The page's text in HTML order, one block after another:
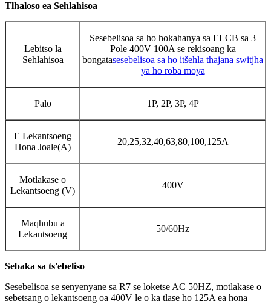
Tlhaloso ea Sehlahisoa
Lebitso la
Sehlahisoa
Sesebelisoa sa ho hokahanya sa ELCB sa 3
Pole 400V 100A se rekisoang ka
bongatasesebelisoa sa ho itšehla thajana switjha
ya ho roba moya
Palo 1P, 2P, 3P, 4P
E Lekantsoeng
Hona Joale(A)
20,25,32,40,63,80,100,125A
Motlakase o
Lekantsoeng (V)
400V
Maqhubu a
Lekantsoeng
50/60Hz
Sebaka sa ts'ebeliso
Sesebelisoa se senyenyane sa R7 se loketse AC 50HZ, motlakase o
sebetsang o lekantsoeng oa 400V le o ka tlase ho 125A ea hona